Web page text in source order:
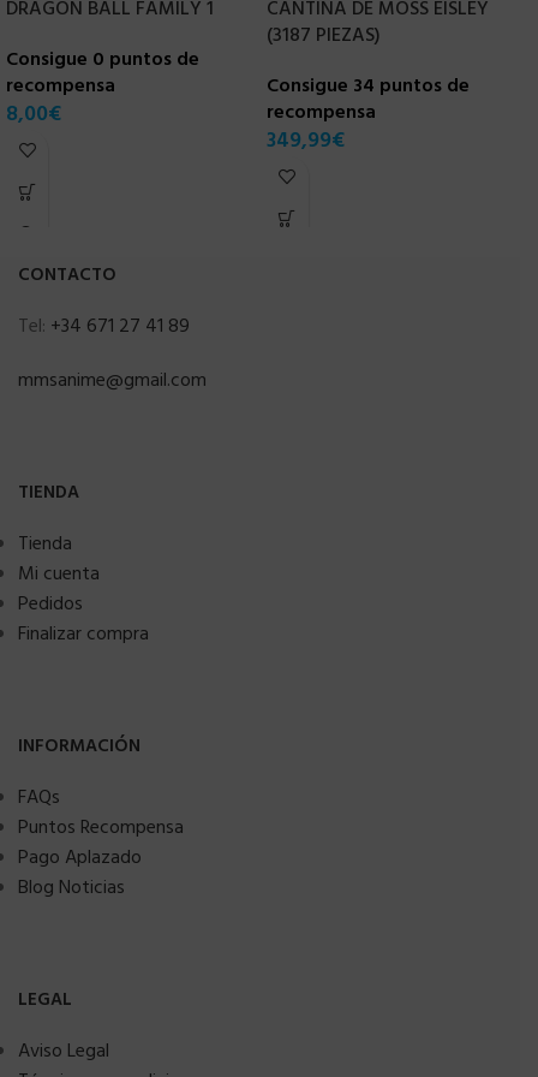
DRAGON BALL FAMILY 1
Consigue 0 puntos de
recompensa
8,00€
CANTINA DE MOSS EISLEY
(3187 PIEZAS)
Consigue 34 puntos de
recompensa
349,99€
CONTACTO
Tel: +34 671 27 41 89
mmsanime@gmail.com
TIENDA
Tienda
Mi cuenta
Pedidos
Finalizar compra
INFORMACIÓN
FAQs
Puntos Recompensa
Pago Aplazado
Blog Noticias
LEGAL
Aviso Legal